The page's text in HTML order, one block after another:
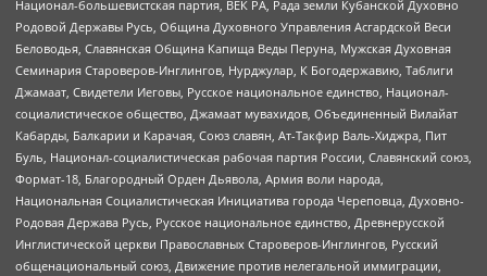
Национал-большевистская партия, ВЕК РА, Рада земли Кубанской Духовно
Родовой Державы Русь, Община Духовного Управления Асгардской Веси
Беловодья, Славянская Община Капища Веды Перуна, Мужская Духовная
Семинария Староверов-Инглингов, Нурджулар, К Богодержавию, Таблиги
Джамаат, Свидетели Иеговы, Русское национальное единство, Национал-
социалистическое общество, Джамаат мувахидов, Объединенный Вилайат
Кабарды, Балкарии и Карачая, Союз славян, Ат-Такфир Валь-Хиджра, Пит
Буль, Национал-социалистическая рабочая партия России, Славянский союз,
Формат-18, Благородный Орден Дьявола, Армия воли народа,
Национальная Социалистическая Инициатива города Череповца, Духовно-
Родовая Держава Русь, Русское национальное единство, Древнерусской
Инглистической церкви Православных Староверов-Инглингов, Русский
общенациональный союз, Движение против нелегальной иммиграции,